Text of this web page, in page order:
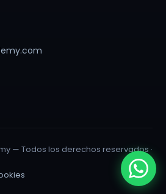
— Todos los derechos reservados ·